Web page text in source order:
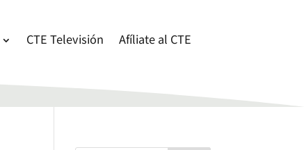
CTE Televisión Afíliate al CTE